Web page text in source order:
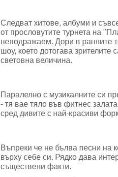
Следват хитове, албуми и
от прословутите турнета на
неподражаем. Дори в ранните
шоу, което дотогава
световна величина.
Паралелно с музикалните си
- тя вае тяло във фитнес
сред дивите с най-красиви
Въпреки че не бълва песни на
върху себе си. Рядко дава
съществени факти.